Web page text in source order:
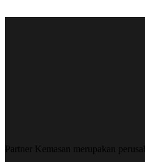
Partner Kemasan merupakan